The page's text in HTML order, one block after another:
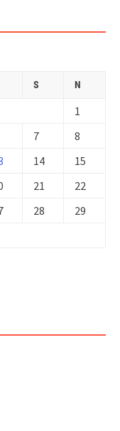
S N
1
7
8
14
15
21
22
28
29